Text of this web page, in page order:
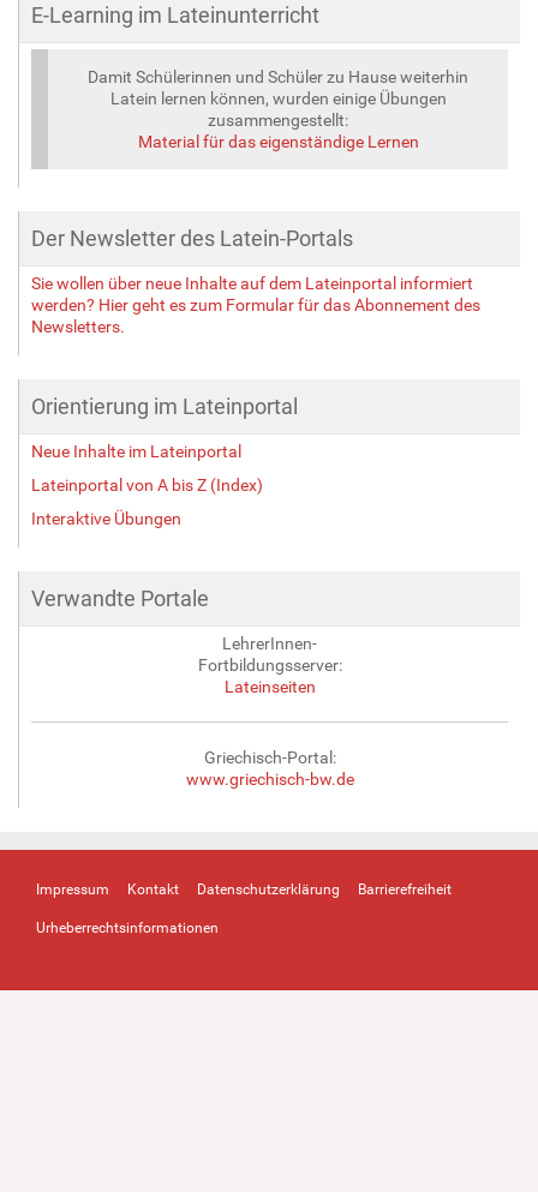
E-Learning im Lateinunterricht
Damit Schülerinnen und Schüler zu Hause weiterhin
Latein lernen können, wurden einige Übungen
zusammengestellt:
Material für das eigenständige Lernen
Der Newsletter des Latein-Portals
Sie wollen über neue Inhalte auf dem Lateinportal informiert
werden? Hier geht es zum Formular für das Abonnement des
Newsletters.
Orientierung im Lateinportal
Neue Inhalte im Lateinportal
Lateinportal von A bis Z (Index)
Interaktive Übungen
Verwandte Portale
LehrerInnen-
Fortbildungsserver:
Lateinseiten
Griechisch-Portal:
www.griechisch-bw.de
Impressum Kontakt Datenschutzerklärung Barrierefreiheit
Urheberrechtsinformationen